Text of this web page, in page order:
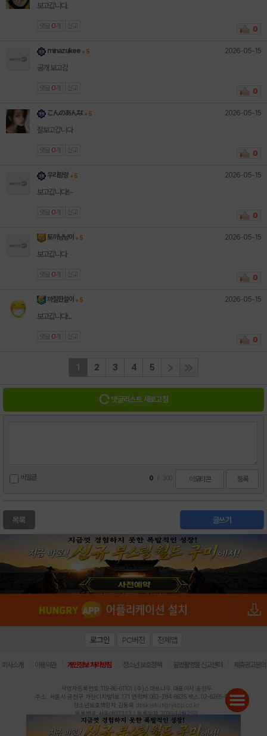
보고갑니다.
댓글 0 개 신고 0
minazukee + 5 2026-05-15
공개 보고감
댓글 0 개 신고 0
こんのあんな + 5 2026-05-15
잘보고갑니다
댓글 0 개 신고 0
우리랑랑 + 5 2026-05-15
보고갑니다!!~
댓글 0 개 신고 0
토끼냥냥이 + 5 2026-05-15
보고갑니다
댓글 0 개 신고 0
까칠한설이 + 5 2026-05-15
보고갑니다!...
댓글 0 개 신고 0
1 2 3 4 5
댓글리스트 새로고침
비밀글 0 300 이모티콘 등록
글쓰기
목록
로그인 PC버전 전체앱
회사소개 이용약관 개인정보 처리방침 청소년 보호정책 불법촬영물 신고센터 제휴광고문의
사업자등록번호:119-86-61101 (주)스마트나우 대표이사:송현두
주소: 서울시 금천구 가산디지털1로 171 연락처:063-284-8635 팩스:02-6265-0377
청소년보호책임자:김동욱 desk@hungryapp.co.kr
등록번호:서울아02322 | 등록일자:2016년4월25일
발행인:(주)스마트나우 송현두 | 편집인:김동욱